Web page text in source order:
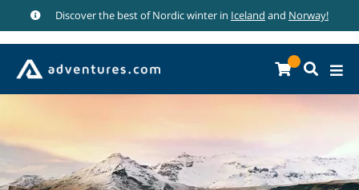
Discover the best of Nordic winter in Iceland and Norway!